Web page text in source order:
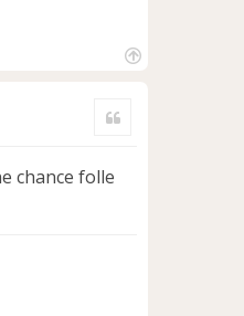
chance folle